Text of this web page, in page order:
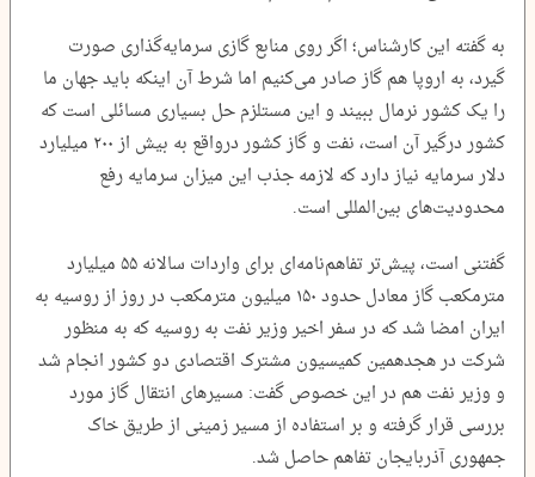
به گفته این کارشناس؛ اگر روی منابع گازی سرمایه‌گذاری صورت
گیرد، به اروپا هم گاز صادر می‌کنیم اما شرط آن اینکه باید جهان ما
را یک کشور نرمال ببیند و این مستلزم حل بسیاری مسائلی است که
کشور درگیر آن است، نفت و گاز کشور درواقع به بیش از ۲۰۰ میلیارد
دلار سرمایه نیاز دارد که لازمه جذب این میزان سرمایه رفع
محدودیت‌های بین‌المللی است.
گفتنی است، پیش‌تر تفاهم‌نامه‌ای برای واردات سالانه ۵۵ میلیارد
مترمکعب گاز معادل حدود ۱۵۰ میلیون مترمکعب در روز از روسیه به
ایران امضا شد که در سفر اخیر وزیر نفت به روسیه که به منظور
شرکت در هجدهمین کمیسیون مشترک اقتصادی دو کشور انجام شد
و وزیر نفت هم در این خصوص گفت: مسیرهای انتقال گاز مورد
بررسی قرار گرفته و بر استفاده از مسیر زمینی از طریق خاک
جمهوری آذربایجان تفاهم حاصل شد.